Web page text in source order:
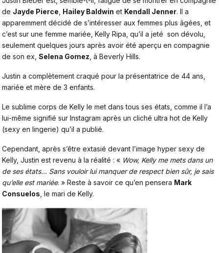
de Jayde Pierce, Hailey Baldwin et Kendall Jenner. Il a
apparemment décidé de s’intéresser aux femmes plus âgées, et
c’est sur une femme mariée, Kelly Ripa, qu’il a jeté son dévolu,
seulement quelques jours après avoir été aperçu en compagnie
de son ex, Selena Gomez, à Beverly Hills.
Justin a complètement craqué pour la présentatrice de 44 ans,
mariée et mère de 3 enfants.
Le sublime corps de Kelly le met dans tous ses états, comme il l’a
lui-même signifié sur Instagram après un cliché ultra hot de Kelly
(sexy en lingerie) qu’il a publié.
Cependant, après s’être extasié devant l’image hyper sexy de
Kelly, Justin est revenu à la réalité : « Wow, Kelly me mets dans un
de ses états… Sans vouloir lui manquer de respect bien sûr, je sais
qu’elle est mariée. » Reste à savoir ce qu’en pensera Mark
Consuelos , le mari de Kelly.